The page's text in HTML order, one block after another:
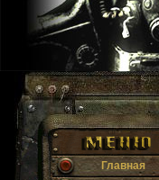
Главная